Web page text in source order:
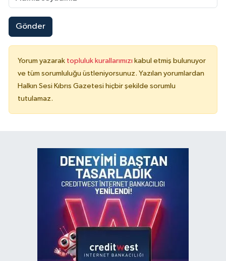
Gönder
Yorum yazarak topluluk kurallarımızı kabul etmiş bulunuyor
ve tüm sorumluluğu üstleniyorsunuz. Yazılan yorumlardan
Halkın Sesi Kıbrıs Gazetesi hiçbir şekilde sorumlu
tutulamaz.